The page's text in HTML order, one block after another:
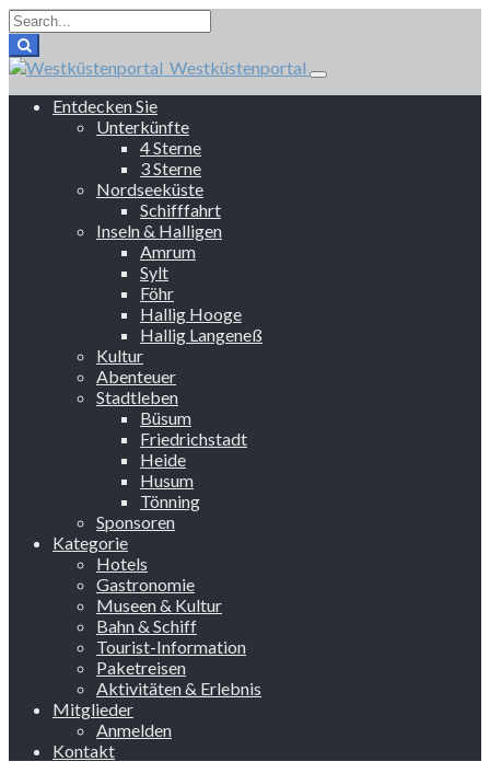
Westküstenportal
Entdecken Sie
Unterkünfte
4 Sterne
3 Sterne
Nordseeküste
Schifffahrt
Inseln & Halligen
Amrum
Sylt
Föhr
Hallig Hooge
Hallig Langeneß
Kultur
Abenteuer
Stadtleben
Büsum
Friedrichstadt
Heide
Husum
Tönning
Sponsoren
Kategorie
Hotels
Gastronomie
Museen & Kultur
Bahn & Schiff
Tourist-Information
Paketreisen
Aktivitäten & Erlebnis
Mitglieder
Anmelden
Kontakt